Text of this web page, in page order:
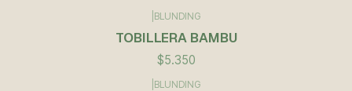
BLUNDING
TOBILLERA BAMBU
$5.350
BLUNDING